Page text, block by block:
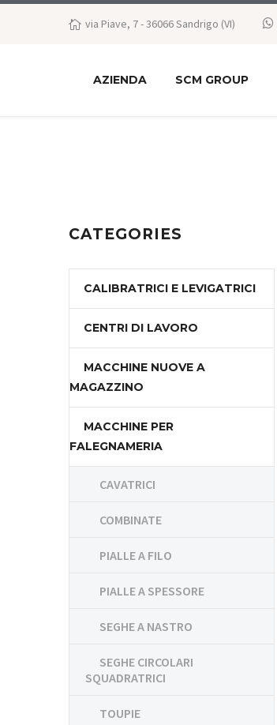
via Piave, 7 - 36066 Sandrigo (VI)
AZIENDA SCM GROUP
CATEGORIES
CALIBRATRICI E LEVIGATRICI
CENTRI DI LAVORO
MACCHINE NUOVE A
MAGAZZINO
MACCHINE PER
FALEGNAMERIA
CAVATRICI
COMBINATE
PIALLE A FILO
PIALLE A SPESSORE
SEGHE A NASTRO
SEGHE CIRCOLARI
SQUADRATRICI
TOUPIE